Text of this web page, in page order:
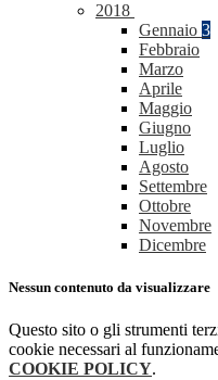
2018
Gennaio 3
Febbraio
Marzo
Aprile
Maggio
Giugno
Luglio
Agosto
Settembre
Ottobre
Novembre
Dicembre
Nessun contenuto da visualizzare
Questo sito o gli strumenti
cookie necessari al
COOKIE POLICY.